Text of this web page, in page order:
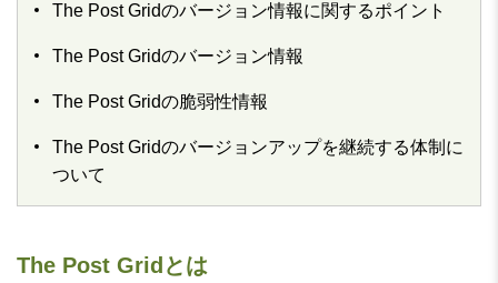
The Post Gridのバージョン情報に関するポイント
The Post Gridのバージョン情報
The Post Gridの脆弱性情報
The Post Gridのバージョンアップを継続する体制に
ついて
The Post Gridとは